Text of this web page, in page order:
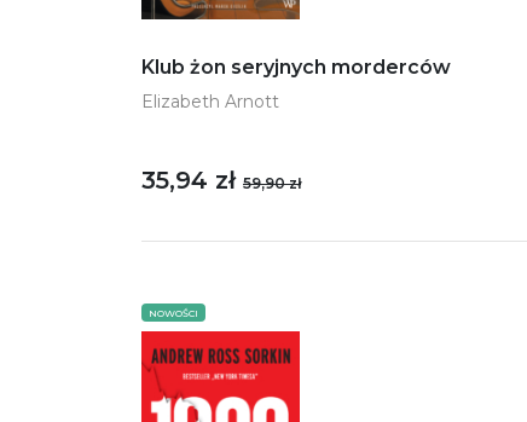
Klub żon seryjnych morderców
Elizabeth Arnott
35,94 zł 59,90 zł
NOWOŚCI